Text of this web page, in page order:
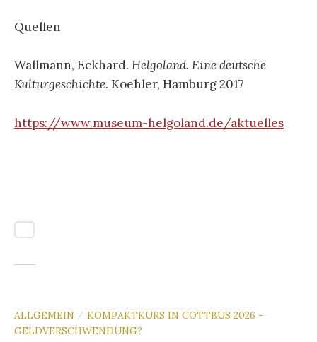
Quellen
Wallmann, Eckhard. Helgoland. Eine deutsche
Kulturgeschichte. Koehler, Hamburg 2017
https://www.museum-helgoland.de/aktuelles
ALLGEMEIN / KOMPAKTKURS IN COTTBUS 2026 -
GELDVERSCHWENDUNG?